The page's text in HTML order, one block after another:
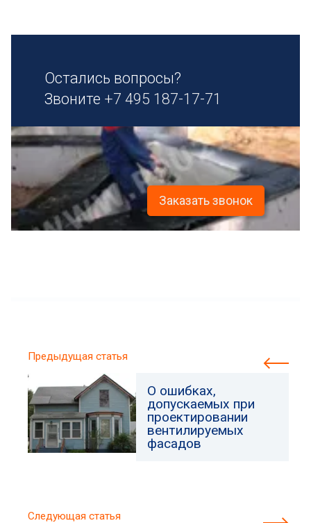
Остались вопросы?
Звоните +7 495 187-17-71
Заказать звонок
Предыдущая статья
О ошибках,
допускаемых при
проектировании
вентилируемых
фасадов
Следующая статья